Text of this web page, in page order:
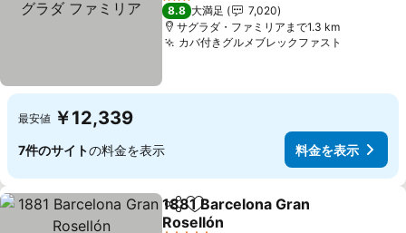
3 ホテルのランク
8.8 大満足
7,020
サグラダ・ファミリアまで1.3 km
カバ付きグルメブレックファスト
最安値 ￥12,339
7件のサイトの料金を表示 料金を表示
シェアお気に入りに追加
1881 Barcelona Gran
Rosellón